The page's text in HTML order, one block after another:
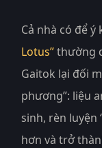
Cả nhà có để
Lotus”thường
Gaitok lại đối
phương”: liệu
sinh, rèn luyện
hơn và trở